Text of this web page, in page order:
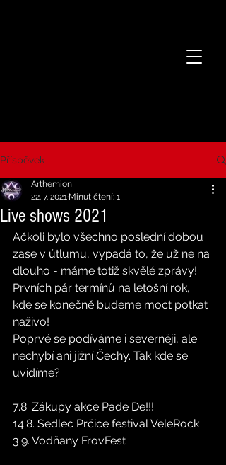
Příspěvek
Live shows 2021
Arthemion
22. 7. 2021 Minut čtení: 1
Ačkoli bylo všechno poslední dobou
zase v útlumu, vypadá to, že už ne na
dlouho - máme totiž skvělé zprávy!
Prvních pár termínů na letošní rok,
kde se konečně budeme moct potkat
naživo!
Poprvé se podíváme i severněji, ale
nechybí ani jižní Čechy. Tak kde se
uvidíme?
7.8. Zákupy akce Pade De!!!
14.8. Sedlec Prčice festival VeleRock
3.9. Vodňany FrovFest